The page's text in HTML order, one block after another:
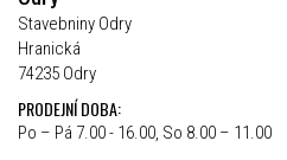
Stavebniny Odry
Hranická
74235 Odry
PRODEJNÍ DOBA:
Po – Pá 7.00 - 16.00, So 8.00 – 11.00